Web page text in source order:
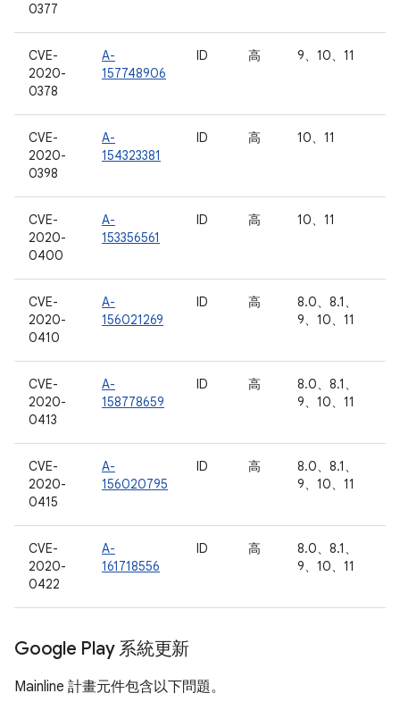
0377
CVE-
2020-
0378
A-
157748906
ID 高 9、10、11
CVE-
2020-
0398
A-
154323381
ID 高 10、11
CVE-
2020-
0400
A-
153356561
ID 高 10、11
CVE-
2020-
0410
A-
156021269
ID 高
8.0、8.1、
9、10、11
CVE-
2020-
0413
A-
158778659
ID 高
8.0、8.1、
9、10、11
CVE-
2020-
0415
A-
156020795
ID 高
8.0、8.1、
9、10、11
CVE-
2020-
0422
A-
161718556
ID 高
8.0、8.1、
9、10、11
Google Play 系統更新
Mainline 計畫元件包含以下問題。